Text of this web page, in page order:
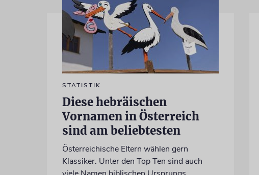
STATISTIK
Diese hebräischen
Vornamen in Österreich
sind am beliebtesten
Österreichische Eltern wählen gern
Klassiker. Unter den Top Ten sind auch